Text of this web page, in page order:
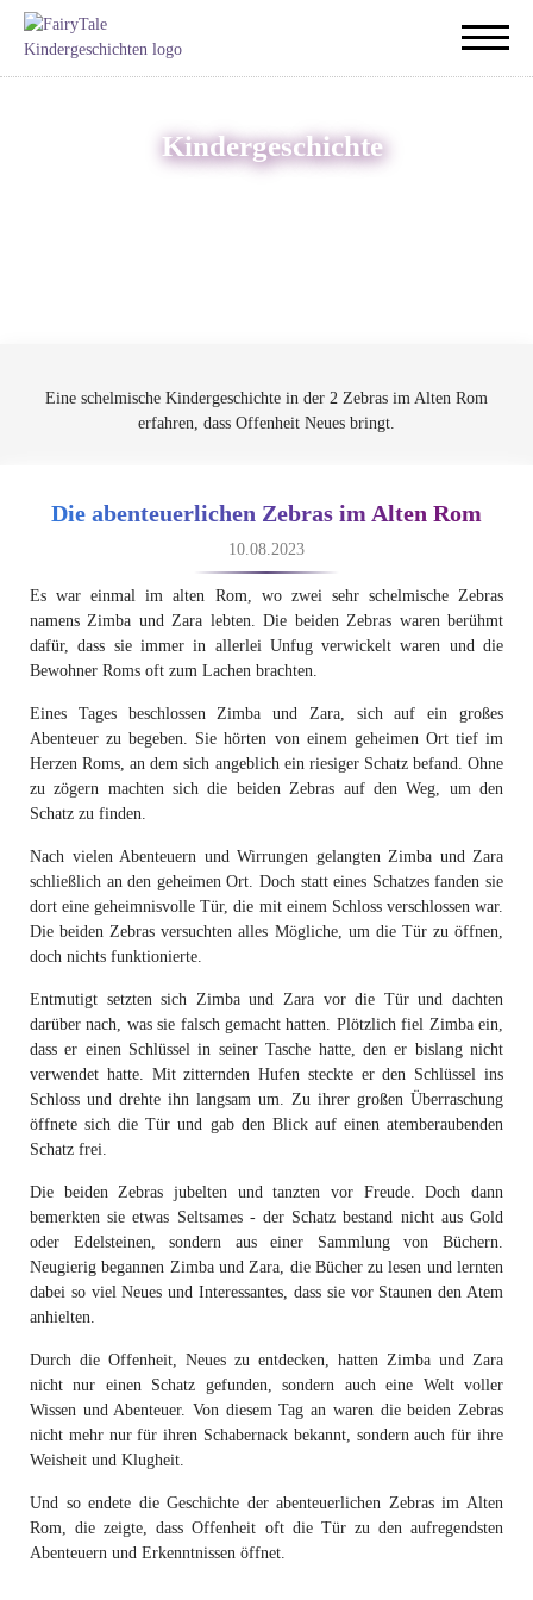
Kindergeschichte
Eine schelmische Kindergeschichte in der 2 Zebras im Alten Rom
erfahren, dass Offenheit Neues bringt.
Die abenteuerlichen Zebras im Alten Rom
10.08.2023
Es war einmal im alten Rom, wo zwei sehr schelmische Zebras
namens Zimba und Zara lebten. Die beiden Zebras waren berühmt
dafür, dass sie immer in allerlei Unfug verwickelt waren und die
Bewohner Roms oft zum Lachen brachten.
Eines Tages beschlossen Zimba und Zara, sich auf ein großes
Abenteuer zu begeben. Sie hörten von einem geheimen Ort tief im
Herzen Roms, an dem sich angeblich ein riesiger Schatz befand. Ohne
zu zögern machten sich die beiden Zebras auf den Weg, um den
Schatz zu finden.
Nach vielen Abenteuern und Wirrungen gelangten Zimba und Zara
schließlich an den geheimen Ort. Doch statt eines Schatzes fanden sie
dort eine geheimnisvolle Tür, die mit einem Schloss verschlossen war.
Die beiden Zebras versuchten alles Mögliche, um die Tür zu öffnen,
doch nichts funktionierte.
Entmutigt setzten sich Zimba und Zara vor die Tür und dachten
darüber nach, was sie falsch gemacht hatten. Plötzlich fiel Zimba ein,
dass er einen Schlüssel in seiner Tasche hatte, den er bislang nicht
verwendet hatte. Mit zitternden Hufen steckte er den Schlüssel ins
Schloss und drehte ihn langsam um. Zu ihrer großen Überraschung
öffnete sich die Tür und gab den Blick auf einen atemberaubenden
Schatz frei.
Die beiden Zebras jubelten und tanzten vor Freude. Doch dann
bemerkten sie etwas Seltsames - der Schatz bestand nicht aus Gold
oder Edelsteinen, sondern aus einer Sammlung von Büchern.
Neugierig begannen Zimba und Zara, die Bücher zu lesen und lernten
dabei so viel Neues und Interessantes, dass sie vor Staunen den Atem
anhielten.
Durch die Offenheit, Neues zu entdecken, hatten Zimba und Zara
nicht nur einen Schatz gefunden, sondern auch eine Welt voller
Wissen und Abenteuer. Von diesem Tag an waren die beiden Zebras
nicht mehr nur für ihren Schabernack bekannt, sondern auch für ihre
Weisheit und Klugheit.
Und so endete die Geschichte der abenteuerlichen Zebras im Alten
Rom, die zeigte, dass Offenheit oft die Tür zu den aufregendsten
Abenteuern und Erkenntnissen öffnet.